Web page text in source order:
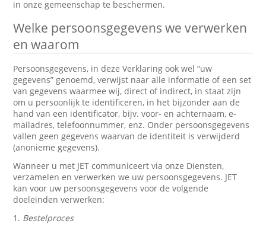
in onze gemeenschap te beschermen.
Welke persoonsgegevens we verwerken
en waarom
Persoonsgegevens, in deze Verklaring ook wel “uw
gegevens” genoemd, verwijst naar alle informatie of een set
van gegevens waarmee wij, direct of indirect, in staat zijn
om u persoonlijk te identificeren, in het bijzonder aan de
hand van een identificator, bijv. voor- en achternaam, e-
mailadres, telefoonnummer, enz. Onder persoonsgegevens
vallen geen gegevens waarvan de identiteit is verwijderd
(anonieme gegevens).
Wanneer u met JET communiceert via onze Diensten,
verzamelen en verwerken we uw persoonsgegevens. JET
kan voor uw persoonsgegevens voor de volgende
doeleinden verwerken:
1. Bestelproces